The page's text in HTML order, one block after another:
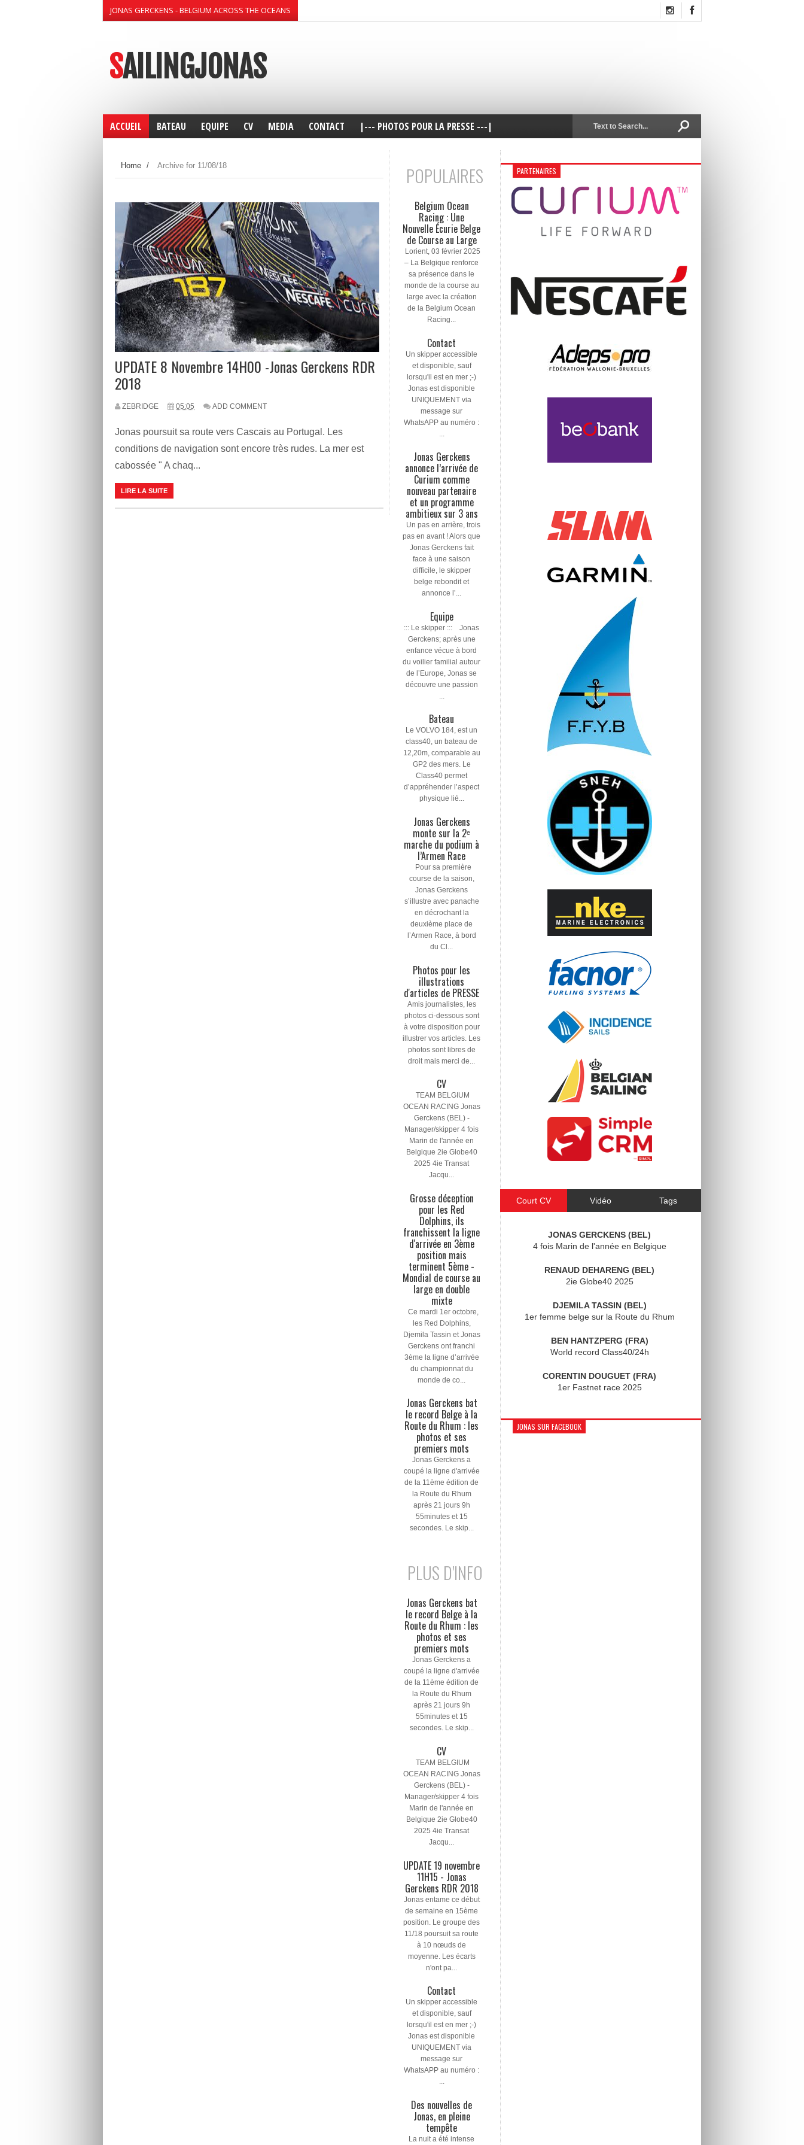
JONAS GERCKENS - BELGIUM ACROSS THE OCEANS
SAILINGJONAS
ACCUEIL BATEAU EQUIPE CV MEDIA CONTACT |--- PHOTOS POUR LA PRESSE ---|
POPULAIRES
Belgium Ocean
Racing : Une
Nouvelle Écurie Belge
de Course au Large
Lorient, 03 février 2025
– La Belgique renforce
sa présence dans le
monde de la course au
large avec la création
de la Belgium Ocean
Racing...
Contact
Un skipper accessible
et disponible, sauf
lorsqu'il est en mer ;-)
Jonas est disponible
UNIQUEMENT via
message sur
WhatsAPP au numéro :
Jonas Gerckens
annonce l’arrivée de
Curium comme
nouveau partenaire
et un programme
ambitieux sur 3 ans
Un pas en arrière, trois
pas en avant ! Alors que
Jonas Gerckens fait
face à une saison
difficile, le skipper
belge rebondit et
annonce l’...
Equipe
::: Le skipper ::: Jonas
Gerckens; après une
enfance vécue à bord
du voilier familial autour
de l’Europe, Jonas se
découvre une passion
Bateau
Le VOLVO 184, est un
class40, un bateau de
12,20m, comparable au
GP2 des mers. Le
Class40 permet
d’appréhender l’aspect
physique lié...
Jonas Gerckens
monte sur la 2ᵉ
marche du podium à
l’Armen Race
Pour sa première
course de la saison,
Jonas Gerckens
s’illustre avec panache
en décrochant la
deuxième place de
l’Armen Race, à bord
du Cl...
Photos pour les
illustrations
d'articles de PRESSE
Amis journalistes, les
photos ci-dessous sont
à votre disposition pour
illustrer vos articles. Les
photos sont libres de
droit mais merci de...
CV
TEAM BELGIUM
OCEAN RACING Jonas
Gerckens (BEL) -
Manager/skipper 4 fois
Marin de l'année en
Belgique 2ie Globe40
2025 4ie Transat
Jacqu...
Grosse déception
pour les Red
Dolphins, ils
franchissent la ligne
d'arrivée en 3ème
position mais
terminent 5ème -
Mondial de course au
large en double
mixte
Ce mardi 1er octobre,
les Red Dolphins,
Djemila Tassin et Jonas
Gerckens ont franchi
3ème la ligne d’arrivée
du championnat du
monde de co...
Jonas Gerckens bat
le record Belge à la
Route du Rhum : les
photos et ses
premiers mots
Jonas Gerckens a
coupé la ligne d'arrivée
de la 11ème édition de
la Route du Rhum
après 21 jours 9h
55minutes et 15
secondes. Le skip...
PLUS D'INFO
Jonas Gerckens bat
le record Belge à la
Route du Rhum : les
photos et ses
premiers mots
Jonas Gerckens a
coupé la ligne d'arrivée
de la 11ème édition de
la Route du Rhum
après 21 jours 9h
55minutes et 15
secondes. Le skip...
CV
TEAM BELGIUM
OCEAN RACING Jonas
Gerckens (BEL) -
Manager/skipper 4 fois
Marin de l'année en
Belgique 2ie Globe40
2025 4ie Transat
Jacqu...
UPDATE 19 novembre
11H15 - Jonas
Gerckens RDR 2018
Jonas entame ce début
de semaine en 15ème
position. Le groupe des
11/18 poursuit sa route
à 10 nœuds de
moyenne. Les écarts
n'ont pa...
Contact
Un skipper accessible
et disponible, sauf
lorsqu'il est en mer ;-)
Jonas est disponible
UNIQUEMENT via
message sur
WhatsAPP au numéro :
Des nouvelles de
Jonas, en pleine
tempête
La nuit a été intense
Home / Archive for 11/08/18
UPDATE 8 Novembre 14H00 -Jonas Gerckens RDR
2018
ZEBRIDGE 05:05 ADD COMMENT
Jonas poursuit sa route vers Cascais au Portugal. Les
conditions de navigation sont encore très rudes. La mer est
cabossée " A chaq...
LIRE LA SUITE
PARTENAIRES
Court CV Vidéo Tags
JONAS GERCKENS (BEL)
4 fois Marin de l'année en Belgique
RENAUD DEHARENG (BEL)
2ie Globe40 2025
DJEMILA TASSIN (BEL)
1er femme belge sur la Route du Rhum
BEN HANTZPERG (FRA)
World record Class40/24h
CORENTIN DOUGUET (FRA)
1er Fastnet race 2025
JONAS SUR FACEBOOK